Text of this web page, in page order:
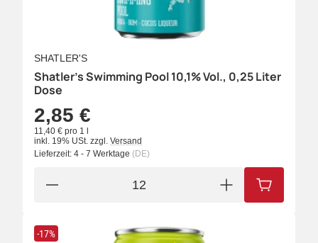
SHATLER'S
Shatler's Swimming Pool 10,1% Vol., 0,25 Liter
Dose
2,85 €
11,40 € pro 1 l
inkl. 19% USt. zzgl. Versand
Lieferzeit: 4 - 7 Werktage (DE)
IN DEN
-17%